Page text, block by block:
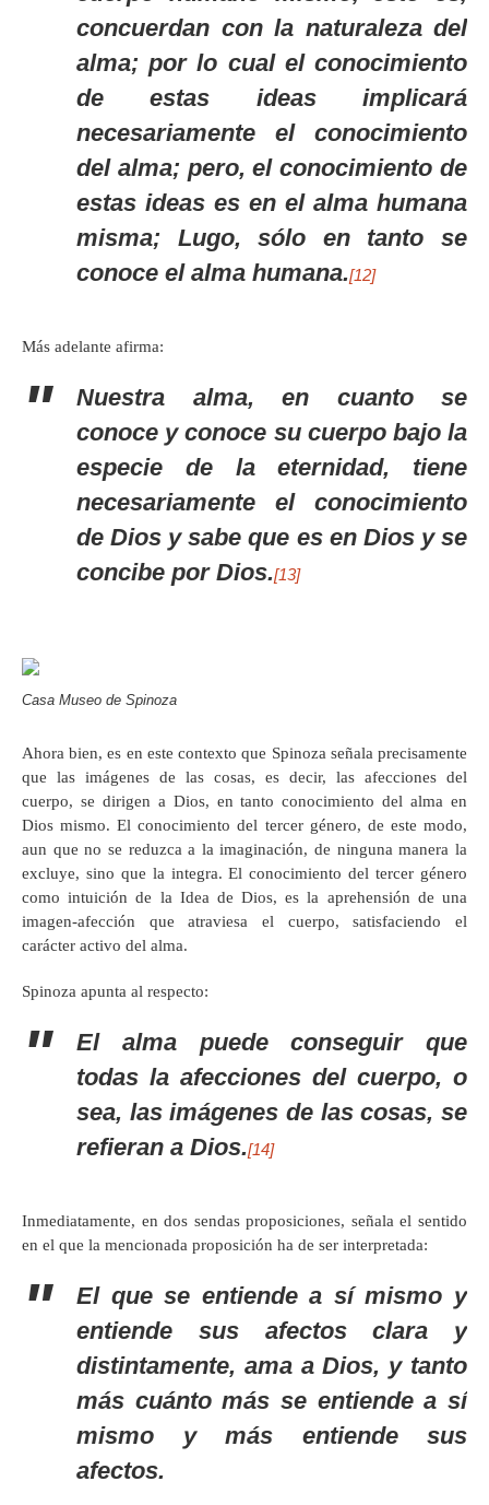
concuerdan con la naturaleza del
alma; por lo cual el conocimiento
de estas ideas implicará
necesariamente el conocimiento
del alma; pero, el conocimiento de
estas ideas es en el alma humana
misma; Lugo, sólo en tanto se
conoce el alma humana.[12]
Más adelante afirma:
Nuestra alma, en cuanto se
conoce y conoce su cuerpo bajo la
especie de la eternidad, tiene
necesariamente el conocimiento
de Dios y sabe que es en Dios y se
concibe por Dios.[13]
Casa Museo de Spinoza
Ahora bien, es en este contexto que Spinoza señala precisamente
que las imágenes de las cosas, es decir, las afecciones del
cuerpo, se dirigen a Dios, en tanto conocimiento del alma en
Dios mismo. El conocimiento del tercer género, de este modo,
aun que no se reduzca a la imaginación, de ninguna manera la
excluye, sino que la integra. El conocimiento del tercer género
como intuición de la Idea de Dios, es la aprehensión de una
imagen-afección que atraviesa el cuerpo, satisfaciendo el
carácter activo del alma.
Spinoza apunta al respecto:
El alma puede conseguir que
todas la afecciones del cuerpo, o
sea, las imágenes de las cosas, se
refieran a Dios.[14]
Inmediatamente, en dos sendas proposiciones, señala el sentido
en el que la mencionada proposición ha de ser interpretada:
El que se entiende a sí mismo y
entiende sus afectos clara y
distintamente, ama a Dios, y tanto
más cuánto más se entiende a sí
mismo y más entiende sus
afectos.